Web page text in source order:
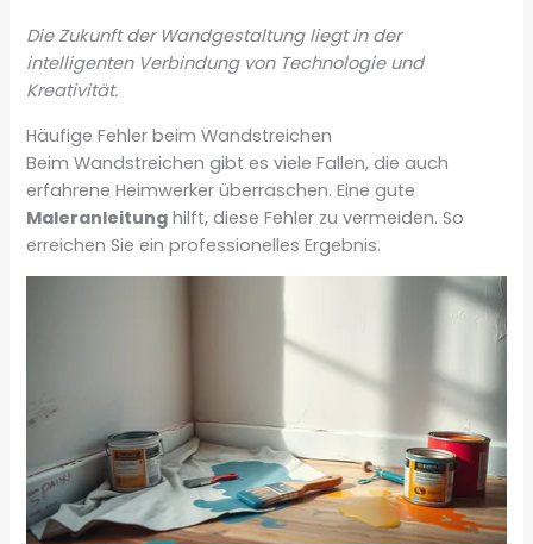
Die Zukunft der Wandgestaltung liegt in der
intelligenten Verbindung von Technologie und
Kreativität.
Häufige Fehler beim Wandstreichen
Beim Wandstreichen gibt es viele Fallen, die auch
erfahrene Heimwerker überraschen. Eine gute
Maleranleitung hilft, diese Fehler zu vermeiden. So
erreichen Sie ein professionelles Ergebnis.